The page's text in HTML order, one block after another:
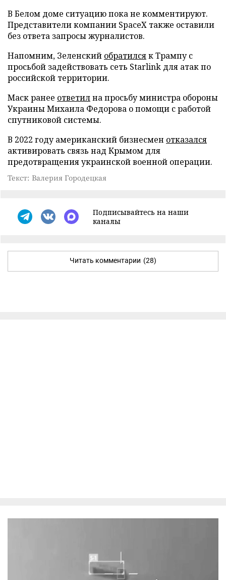
В Белом доме ситуацию пока не комментируют.
Представители компании SpaceX также оставили
без ответа запросы журналистов.
Напомним, Зеленский обратилсяк Трампу с
просьбой задействовать сеть Starlink для атак по
российской территории.
Маск ранее ответилна просьбу министра обороны
Украины Михаила Федорова о помощи с работой
спутниковой системы.
В 2022 году американский бизнесмен отказался
активировать связь над Крымом для
предотвращения украинской военной операции.
Текст: Валерия Городецкая
Подписывайтесь на наши
каналы
Читать комментарии (28)